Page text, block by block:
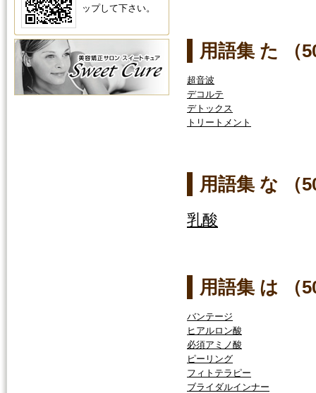
ップして下さい。
用語集 た （
超音波
デコルテ
デトックス
トリートメント
用語集 な （
乳酸
用語集 は （
バンテージ
ヒアルロン酸
必須アミノ酸
ピーリング
フィトテラピー
ブライダルインナー